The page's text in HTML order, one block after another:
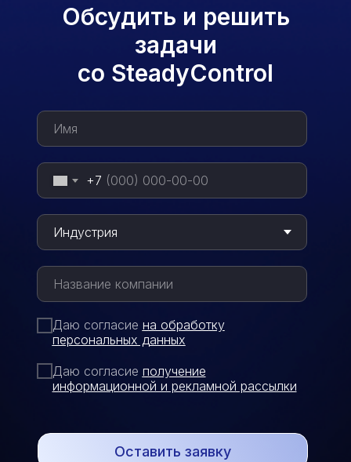
+7
Даю согласие на обработку
персональных данных
Даю согласие получение
информационной и рекламной рассылки
Оставить заявку
Обсудить и решить
задачи
со SteadyControl